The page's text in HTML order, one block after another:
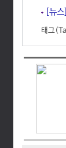
[뉴
태그